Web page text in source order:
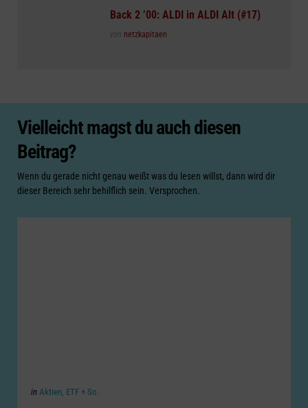
Back 2 ’00: ALDI in ALDI Alt (#17)
Posted
von netzkapitaen
Vielleicht magst du auch diesen
Beitrag?
Wenn du gerade nicht genau weißt was du lesen willst, dann wird dir
dieser Bereich sehr behilflich sein. Versprochen.
Categories
Posted
in Aktien, ETF + So.